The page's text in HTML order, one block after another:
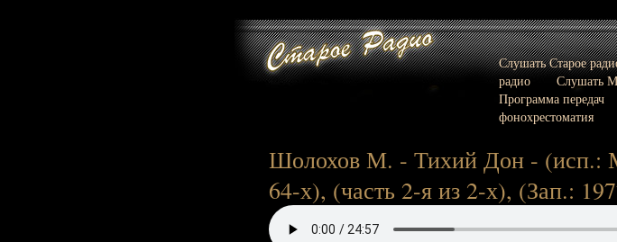
Слушать Старое
радио
Слушать
Программа передач
фонохрестоматия
Шолохов М. - Тихий Дон - (исп.:
64-х), (часть 2-я из 2-х), (Зап.: